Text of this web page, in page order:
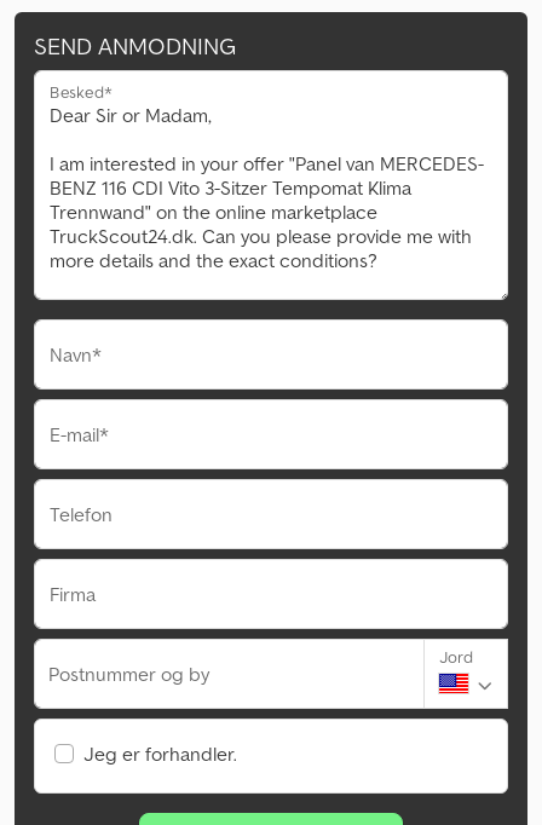
SEND ANMODNING
Besked*
Navn*
E-mail*
Telefon
Firma
Postnummer og by
Jord
Jeg er forhandler.